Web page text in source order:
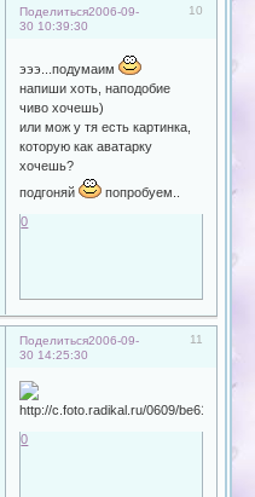
Поделиться 10
2006-09-
30 10:39:30
эээ...подумаим
напиши хоть, наподобие
чиво хочешь)
или мож у тя есть картинка,
которую как аватарку
хочешь?
подгоняй
попробуем..
0
Поделиться 11
2006-09-
30 14:25:30
0